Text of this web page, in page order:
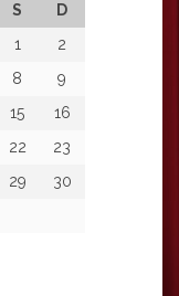
S
D
1
2
8
9
15
16
22
23
29
30